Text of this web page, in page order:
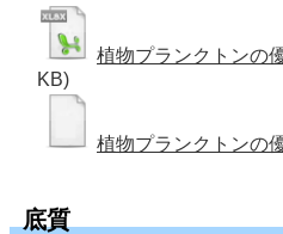
植物プランクトンの
KB)
植物プランクトンの
底質